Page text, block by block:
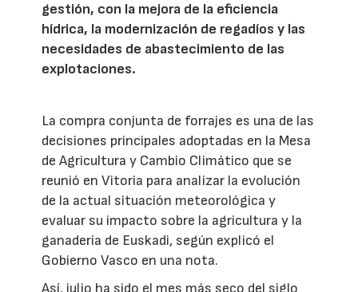
gestión, con la mejora de la eficiencia
hídrica, la modernización de regadíos y las
necesidades de abastecimiento de las
explotaciones.
La compra conjunta de forrajes es una de las
decisiones principales adoptadas en la Mesa
de Agricultura y Cambio Climático que se
reunió en Vitoria para analizar la evolución
de la actual situación meteorológica y
evaluar su impacto sobre la agricultura y la
ganadería de Euskadi, según explicó el
Gobierno Vasco en una nota.
Así, julio ha sido el mes más seco del siglo